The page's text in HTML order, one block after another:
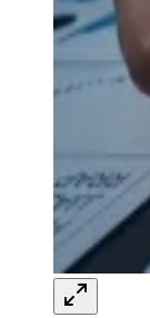
Verificar
Anunciar
Publicidade
NBA
Tênis (ATP)
MLB
NHL
Atletismo
Vôlei
NBB
Competições de